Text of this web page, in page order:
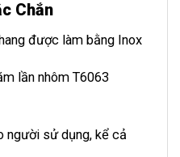
Chắn
được làm bằng Inox
lần nhôm T6063
người sử dụng, kể cả